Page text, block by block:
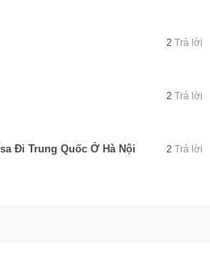
2 Trả lời
2 Trả lời
Đi Trung Quốc Ở Hà Nội
2 Trả lời